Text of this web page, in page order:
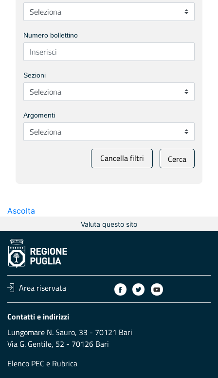
Numero bollettino
Sezioni
Argomenti
Cancella filtri Cerca
Ascolta
Valuta questo sito
Area riservata
Contatti e indirizzi
Lungomare N. Sauro, 33 - 70121 Bari
Via G. Gentile, 52 - 70126 Bari
Elenco PEC e Rubrica